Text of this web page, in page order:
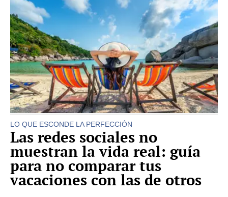
LO QUE ESCONDE LA PERFECCIÓN
Las redes sociales no
muestran la vida real: guía
para no comparar tus
vacaciones con las de otros